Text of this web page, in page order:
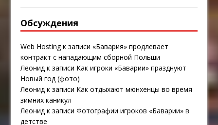
Обсуждения
Web Hostingк записи «Бавария» продлевает
контракт с нападающим сборной Польши
Леонид к записи Как игроки «Баварии» празднуют
Новый год (фото)
Леонид к записи Как отдыхают мюнхенцы во время
зимних каникул
Леонид к записиФотографии игроков «Баварии» в
детстве